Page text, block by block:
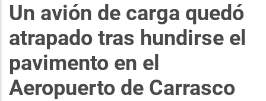
Un avión de carga quedó
atrapado tras hundirse el
pavimento en el
Aeropuerto de Carrasco